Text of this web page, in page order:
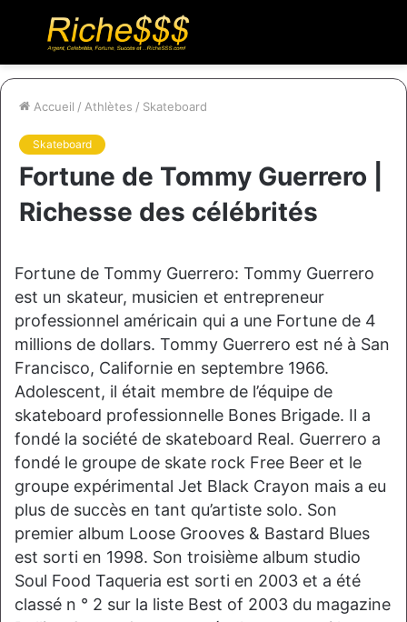
Menu
Accueil / Athlètes / Skateboard
Skateboard
Fortune de Tommy Guerrero |
Richesse des célébrités
Fortune de Tommy Guerrero: Tommy Guerrero
est un skateur, musicien et entrepreneur
professionnel américain qui a une Fortune de 4
millions de dollars. Tommy Guerrero est né à San
Francisco, Californie en septembre 1966.
Adolescent, il était membre de l’équipe de
skateboard professionnelle Bones Brigade. Il a
fondé la société de skateboard Real. Guerrero a
fondé le groupe de skate rock Free Beer et le
groupe expérimental Jet Black Crayon mais a eu
plus de succès en tant qu’artiste solo. Son
premier album Loose Grooves & Bastard Blues
est sorti en 1998. Son troisième album studio
Soul Food Taqueria est sorti en 2003 et a été
classé n ° 2 sur la liste Best of 2003 du magazine